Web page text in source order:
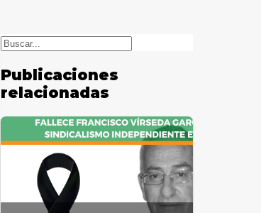
Buscar
Publicaciones
relacionadas